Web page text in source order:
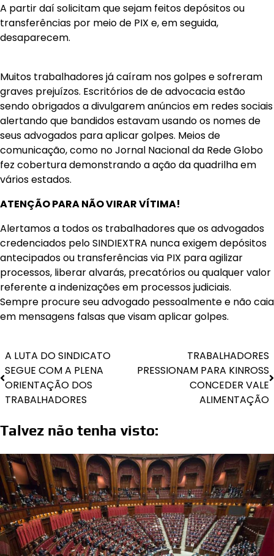
A partir daí solicitam que sejam feitos depósitos ou
transferências por meio de PIX e, em seguida,
desaparecem.
Muitos trabalhadores já caíram nos golpes e sofreram
graves prejuízos. Escritórios de de advocacia estão
sendo obrigados a divulgarem anúncios em redes sociais
alertando que bandidos estavam usando os nomes de
seus advogados para aplicar golpes. Meios de
comunicação, como no Jornal Nacional da Rede Globo
fez cobertura demonstrando a ação da quadrilha em
vários estados.
ATENÇÃO PARA NÃO VIRAR VÍTIMA!
Alertamos a todos os trabalhadores que os advogados
credenciados pelo SINDIEXTRA nunca exigem depósitos
antecipados ou transferências via PIX para agilizar
processos, liberar alvarás, precatórios ou qualquer valor
referente a indenizações em processos judiciais.
Sempre procure seu advogado pessoalmente e não caia
em mensagens falsas que visam aplicar golpes.
A LUTA DO SINDICATO
SEGUE COM A PLENA
ORIENTAÇÃO DOS
TRABALHADORES
TRABALHADORES
PRESSIONAM PARA KINROSS
CONCEDER VALE
ALIMENTAÇÃO
Talvez não tenha visto: